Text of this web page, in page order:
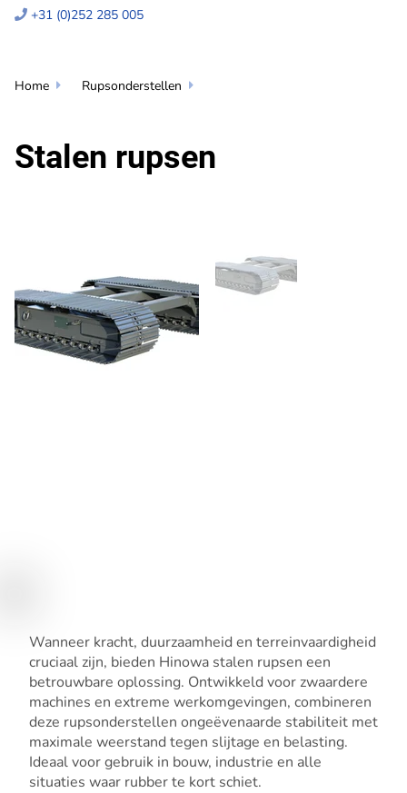
 +31 (0)252 285 005
Home  Rupsonderstellen 
Wanneer kracht, duurzaamheid en terreinvaardigheid
cruciaal zijn, bieden Hinowa stalen rupsen een
betrouwbare oplossing. Ontwikkeld voor zwaardere
machines en extreme werkomgevingen, combineren
deze rupsonderstellen ongeëvenaarde stabiliteit met
maximale weerstand tegen slijtage en belasting.
Ideaal voor gebruik in bouw, industrie en alle
situaties waar rubber te kort schiet.
Stalen rupsen